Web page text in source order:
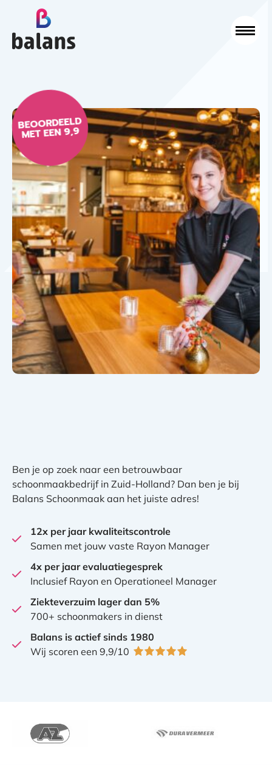
Ben je op zoek naar een betrouwbaar
schoonmaakbedrijf in Zuid-Holland? Dan ben je bij
Balans Schoonmaak aan het juiste adres!
12x per jaar kwaliteitscontrole
Samen met jouw vaste Rayon Manager
4x per jaar evaluatiegesprek
Inclusief Rayon en Operationeel Manager
Ziekteverzuim lager dan 5%
700+ schoonmakers in dienst
Balans is actief sinds 1980
Wij scoren een 9,9/10
BEOORDEELD
MET EEN 9,9